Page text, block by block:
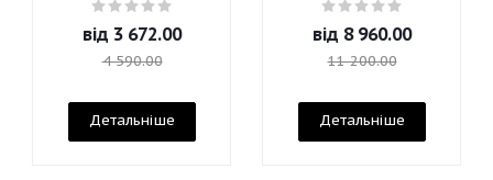
від 3 672.00
4 590.00
Детальніше
від 8 960.00
11 200.00
Детальніше